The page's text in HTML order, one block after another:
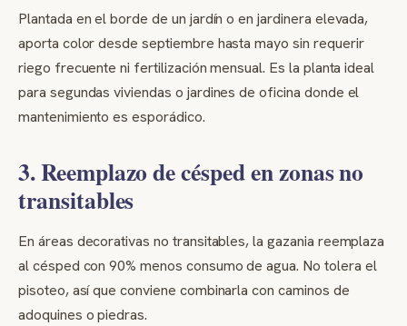
Plantada en el borde de un jardín o en jardinera elevada,
aporta color desde septiembre hasta mayo sin requerir
riego frecuente ni fertilización mensual. Es la planta ideal
para segundas viviendas o jardines de oficina donde el
mantenimiento es esporádico.
3. Reemplazo de césped en zonas no
transitables
En áreas decorativas no transitables, la gazania reemplaza
al césped con 90% menos consumo de agua. No tolera el
pisoteo, así que conviene combinarla con caminos de
adoquines o piedras.